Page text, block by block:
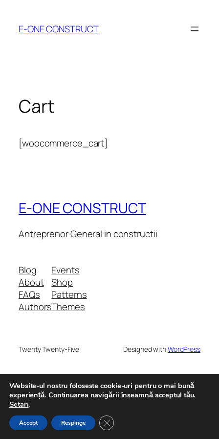
content
E-ONE CONSTRUCT
Cart
[woocommerce_cart]
E-ONE CONSTRUCT
Antreprenor General in constructii
Blog
About
FAQs
Authors
Events
Shop
Patterns
Themes
Twenty Twenty-Five Designed withWordPress
Website-ul nostru foloseste cookie-uri pentru o mai bună
experiență. Continuarea navigării înseamnă acceptul tău.
Setari.
Accept Respinge Close GDPR Cookie Banner